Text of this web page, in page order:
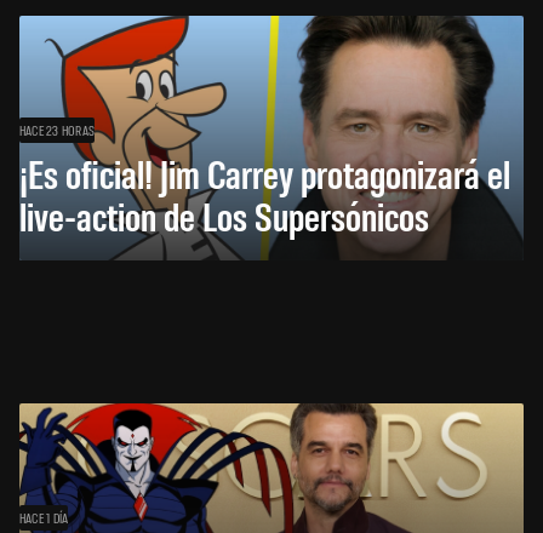
HACE 23 HORAS
¡Es oficial! Jim Carrey protagonizará el
live-action de Los Supersónicos
HACE 1 DÍA